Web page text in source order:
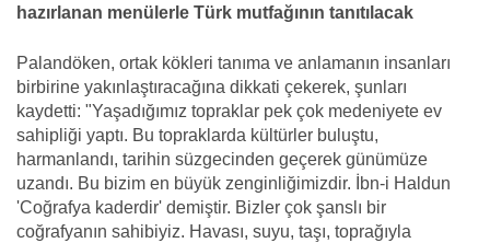
hazırlanan menülerle Türk mutfağının tanıtılacak
Palandöken, ortak kökleri tanıma ve anlamanın insanları
birbirine yakınlaştıracağına dikkati çekerek, şunları
kaydetti: "Yaşadığımız topraklar pek çok medeniyete ev
sahipliği yaptı. Bu topraklarda kültürler buluştu,
harmanlandı, tarihin süzgecinden geçerek günümüze
uzandı. Bu bizim en büyük zenginliğimizdir. İbn-i Haldun
'Coğrafya kaderdir' demiştir. Bizler çok şanslı bir
coğrafyanın sahibiyiz. Havası, suyu, taşı, toprağıyla